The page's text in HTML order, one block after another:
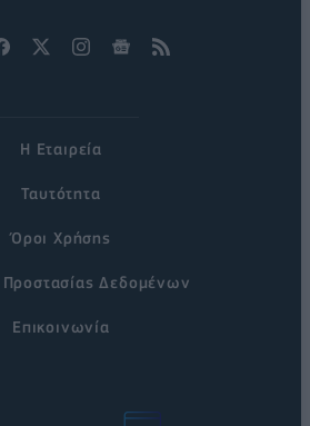
Η Εταιρεία
Ταυτότητα
Όροι Χρήσης
Προστασίας Δεδομένων
Επικοινωνία